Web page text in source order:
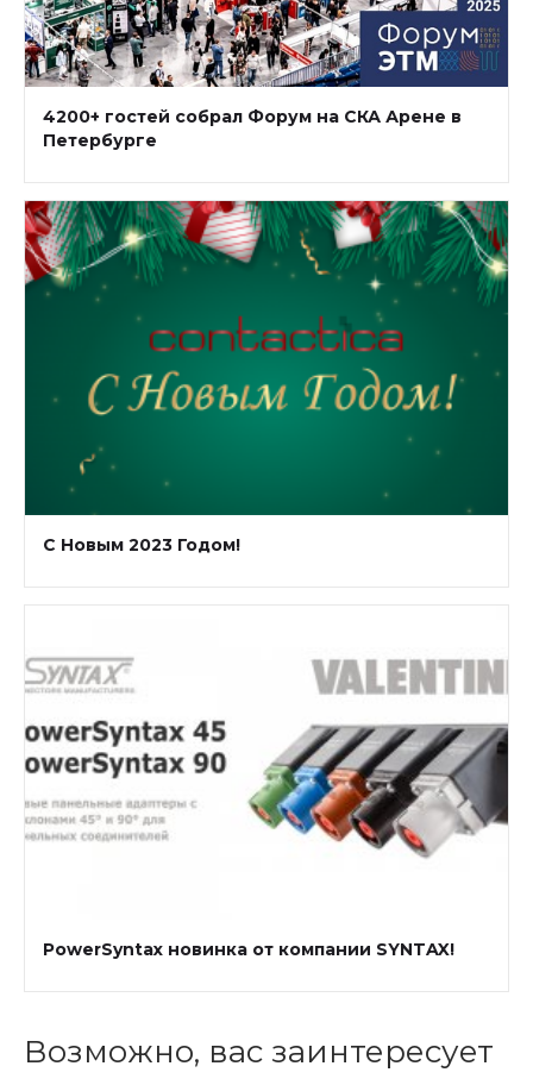
4200+ гостей собрал Форум на СКА Арене в
Петербурге
С Новым 2023 Годом!
PowerSyntax новинка от компании SYNTAX!
Возможно, вас заинтересует